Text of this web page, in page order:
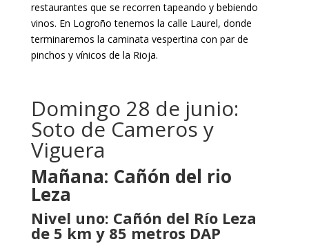
restaurantes que se recorren tapeando y bebiendo
vinos. En Logroño tenemos la calle Laurel, donde
terminaremos la caminata vespertina con par de
pinchos y vínicos de la Rioja.
Domingo 28 de junio:
Soto de Cameros y
Viguera
Mañana: Cañón del rio
Leza
Nivel uno: Cañón del Río Leza
de 5 km y 85 metros DAP